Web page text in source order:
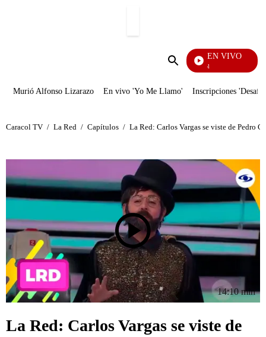
Enviar
EN VIVO
Noticias Caracol
Murió Alfonso Lizarazo En vivo 'Yo Me Llamo' Inscripciones
Caracol TV / La Red / Capítulos / La Red: Carlos Vargas se viste de Pedro
14:10 min
La Red: Carlos Vargas se viste de